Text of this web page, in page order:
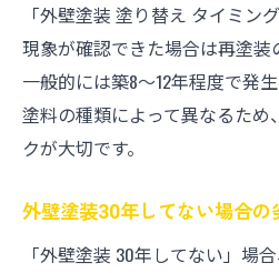
「外壁塗装 塗り替え タイミン
現象が確認できた場合は再塗装
一般的には築8～12年程度で発
塗料の種類によって異なるため
クが大切です。
外壁塗装30年してない場合の
「外壁塗装 30年してない」場